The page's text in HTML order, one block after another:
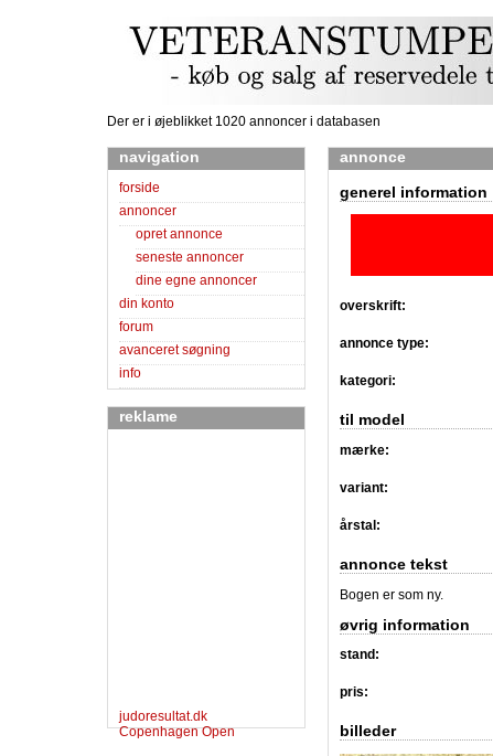
Der er i øjeblikket 1020 annoncer i databasen
navigation
forside
annoncer
opret annonce
seneste annoncer
dine egne annoncer
din konto
forum
avanceret søgning
info
reklame
judoresultat.dk
Copenhagen Open
annonce
generel information
overskrift:
annonce type:
kategori:
til model
mærke:
variant:
årstal:
annonce tekst
Bogen er som ny.
øvrig information
stand:
pris:
billeder